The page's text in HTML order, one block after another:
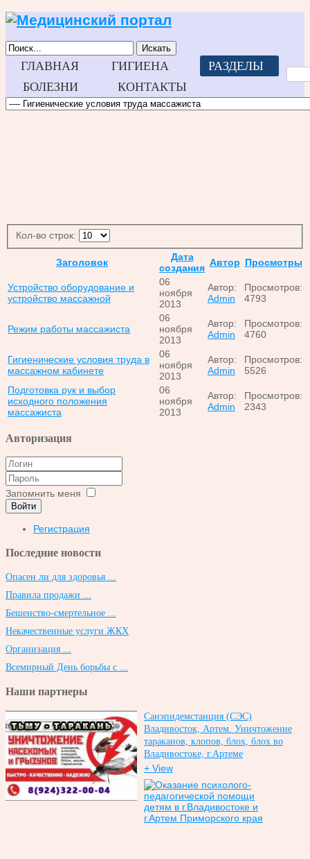
Искать
ГЛАВНАЯ ГИГИЕНА
РАЗДЕЛЫ
БОЛЕЗНИ
КОНТАКТЫ
Кол-во строк:
Заголовок
Дата
создания Автор Просмотры
Устройство оборудование и
устройство массажной
06
ноября
2013
Автор:
Admin
Просмотров:
4793
Режим работы массажиста
06
ноября
2013
Автор:
Admin
Просмотров:
4760
Гигиенические условия труда в
массажном кабинете
06
ноября
2013
Автор:
Admin
Просмотров:
5526
Подготовка рук и выбор
исходного положения
массажиста
06
ноября
2013
Автор:
Admin
Просмотров:
2343
Авторизация
Запомнить меня
Войти
Регистрация
Последние новости
Опасен ли для здоровья ...
Правила продажи ...
Бешенство-смертельное ...
Некачественные услуги ЖКХ
Организация ...
Всемирный День борьбы с ...
Наши партнеры
Санэпидемстанция (СЭС)
Владивосток, Артем. Уничтожение
тараканов, клопов, блох, блох во
Владивостоке, г.Артеме
+ View